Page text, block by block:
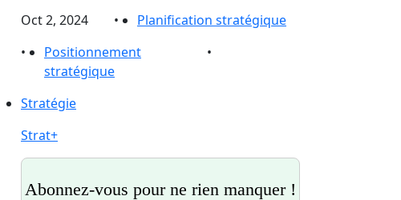
Oct 2, 2024
•
Planification stratégique
•
Positionnement
stratégique
•
Stratégie
Strat+
Abonnez-vous pour ne rien manquer !